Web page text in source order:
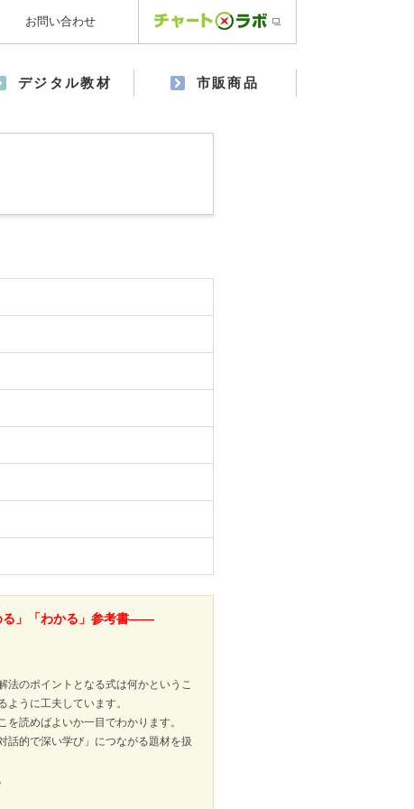
お問い合わせ
デジタル教材 市販商品
る」「わかる」参考書――
法のポイントとなる式は何かというこ
うに工夫しています。
読めばよいか一目でわかります。
話的で深い学び」につながる題材を扱